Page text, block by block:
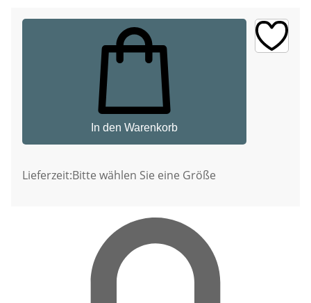
In den Warenkorb
Lieferzeit:Bitte wählen Sie eine Größe